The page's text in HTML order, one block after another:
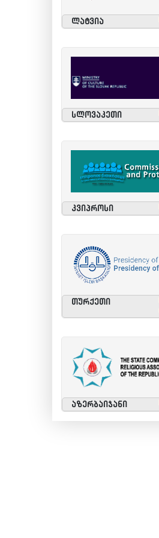
ლატვია
სლოვაკეთი
კვიპროსი
თურქეთი
აზერბაიჯანი